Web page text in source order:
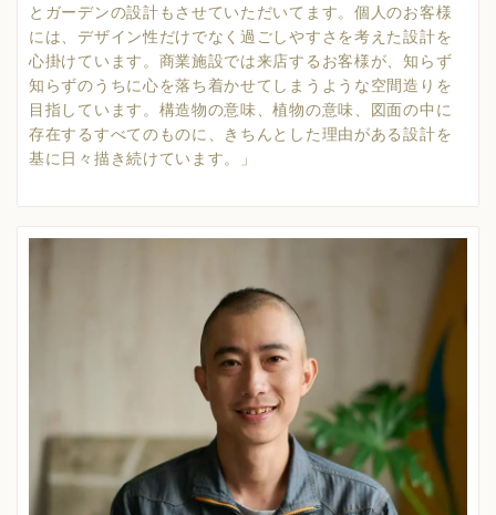
とガーデンの設計もさせていただいてます。個人のお客様
には、デザイン性だけでなく過ごしやすさを考えた設計を
心掛けています。商業施設では来店するお客様が、知らず
知らずのうちに心を落ち着かせてしまうような空間造りを
目指しています。構造物の意味、植物の意味、図面の中に
存在するすべてのものに、きちんとした理由がある設計を
基に日々描き続けています。」